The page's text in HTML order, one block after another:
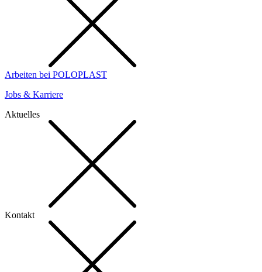
Arbeiten bei POLOPLAST
Jobs & Karriere
Aktuelles
Kontakt